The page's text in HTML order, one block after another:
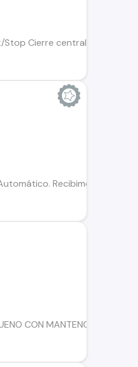
Cierre centralizado
Recibimos
CON MANTENCIONES